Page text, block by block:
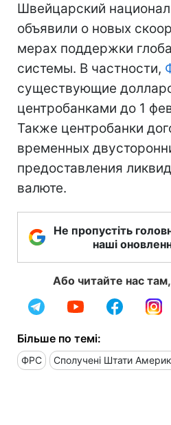
Швейцарский
объявили о новых
мерах поддержки
системы. В частности,
существующие
центробанками до 1
Также центробанки
временных
предоставления
валюте.
Не пропустіть
наші
Або читайте нас
Більше по темі:
ФРС Сполучені Штати